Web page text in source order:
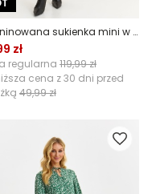
Dzianinowana sukienka mini w retro print
zł
regularna 119,99 zł
cena z 30 dni przed
49,99 zł